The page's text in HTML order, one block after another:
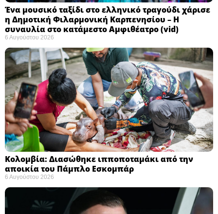
Ένα μουσικό ταξίδι στο ελληνικό τραγούδι χάρισε
η Δημοτική Φιλαρμονική Καρπενησίου – Η
συναυλία στο κατάμεστο Αμφιθέατρο (vid)
6 Αυγούστου 2026
Κολομβία: Διασώθηκε ιπποποταμάκι από την
αποικία του Πάμπλο Εσκομπάρ ​
6 Αυγούστου 2026